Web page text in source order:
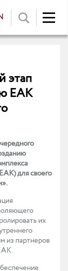
этап
ЕАК
для своего
их
из партнеров